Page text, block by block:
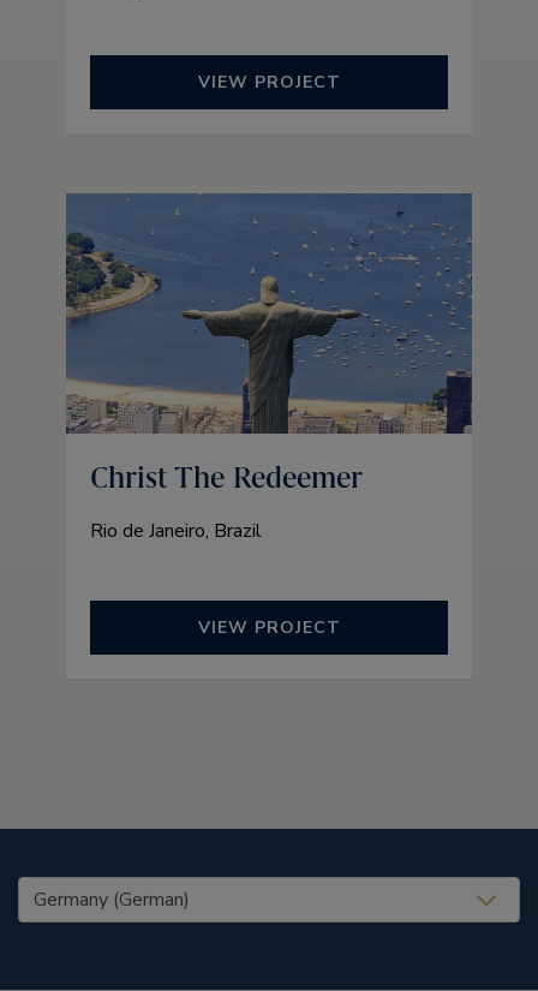
VIEW PROJECT
Christ The Redeemer
Rio de Janeiro, Brazil
VIEW PROJECT
United States (EN)